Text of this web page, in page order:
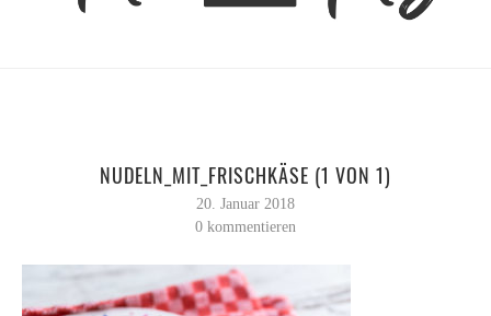
NUDELN_MIT_FRISCHKÄSE (1 VON 1)
20. Januar 2018
0 kommentieren